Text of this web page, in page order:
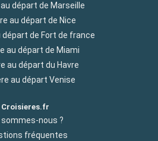
départ de Marseille
au départ de Nice
départ de Fort de france
au départ de Miami
au départ du Havre
au départ Venise
Croisieres.fr
sommes-nous ?
fréquentes